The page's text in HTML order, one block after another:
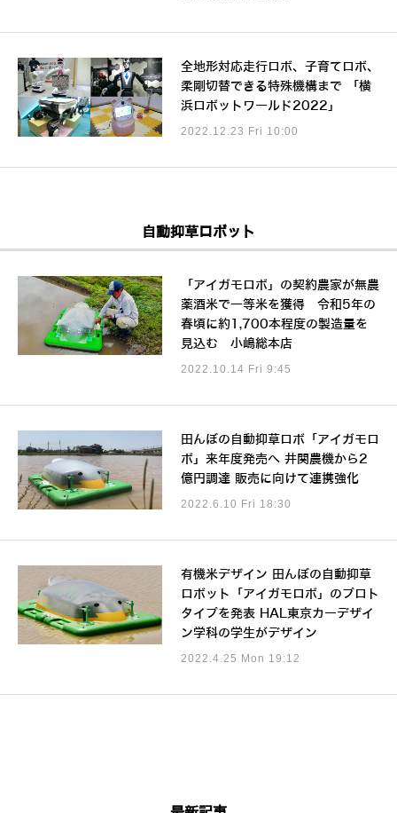
全地形対応走行ロボ、子育てロボ、
柔剛切替できる特殊機構まで 「横
浜ロボットワールド2022」
2022.12.23 Fri 10:00
自動抑草ロボット
「アイガモロボ」の契約農家が無農
薬酒米で一等米を獲得 令和5年の
春頃に約1,700本程度の製造量を
見込む 小嶋総本店
2022.10.14 Fri 9:45
田んぼの自動抑草ロボ「アイガモロ
ボ」来年度発売へ 井関農機から2
億円調達 販売に向けて連携強化
2022.6.10 Fri 18:30
有機米デザイン 田んぼの自動抑草
ロボット「アイガモロボ」のプロト
タイプを発表 HAL東京カーデザイ
ン学科の学生がデザイン
2022.4.25 Mon 19:12